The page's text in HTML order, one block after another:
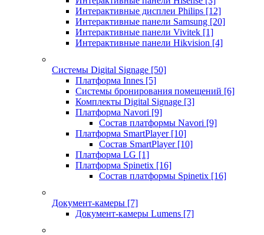
Интерактивные дисплеи Philips [12]
Интерактивные панели Samsung [20]
Интерактивные панели Vivitek [1]
Интерактивные панели Hikvision [4]
Системы Digital Signage [50]
Платформа Innes [5]
Системы бронирования помещений [6]
Комплекты Digital Signage [3]
Платформа Navori [9]
Состав платформы Navori [9]
Платформа SmartPlayer [10]
Состав SmartPlayer [10]
Платформа LG [1]
Платформа Spinetix [16]
Состав платформы Spinetix [16]
Документ-камеры [7]
Документ-камеры Lumens [7]